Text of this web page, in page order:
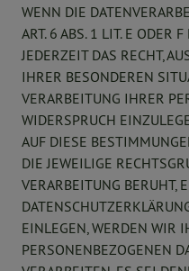
WENN DIE
ART. 6 ABS. 1 LIT. E ODER
JEDERZEIT DAS RECHT,
IHRER BESONDEREN
VERARBEITUNG IHRER
WIDERSPRUCH
AUF DIESE
DIE JEWEILIGE
VERARBEITUNG BERUHT,
EINLEGEN, WERDEN WIR
PERSONENBEZOGENEN